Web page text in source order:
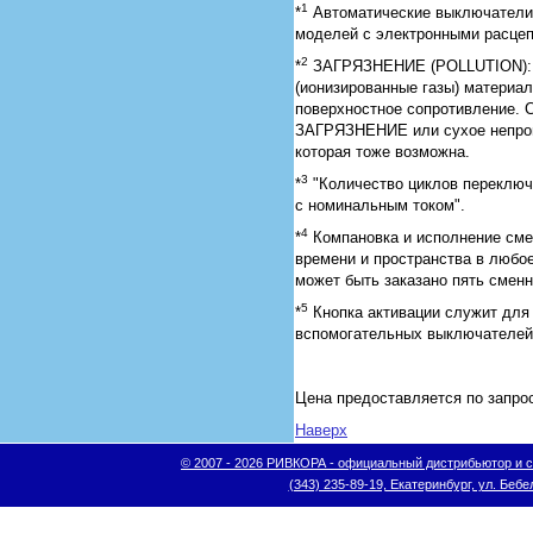
*1 Автоматические
моделей с электронными
*2 ЗАГРЯЗНЕНИЕ (POLLUTION):
(ионизированные газы)
поверхностное
ЗАГРЯЗНЕНИЕ или сухое
которая тоже возможна.
*3 "Количество циклов
с номинальным током".
*4 Компановка и исполнение
времени и пространства в
может быть заказано пять
*5 Кнопка активации служит
вспомогательных
Цена предоставляется по
Наверх
© 2007 - 2026 РИВКОРА - официальный дистрибьютор и
(343) 235-89-19, Екатеринбург, ул.